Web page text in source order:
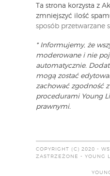
Ta strona korzysta z
zmniejszyć ilość
sposób przetwarzane
* Informujemy, że
moderowane i nie
automatycznie.
mogą zostać
zachować zgodność
procedurami Young
prawnymi.
COPYRIGHT (C) 2020 -
ZASTRZEŻONE - YOUNG